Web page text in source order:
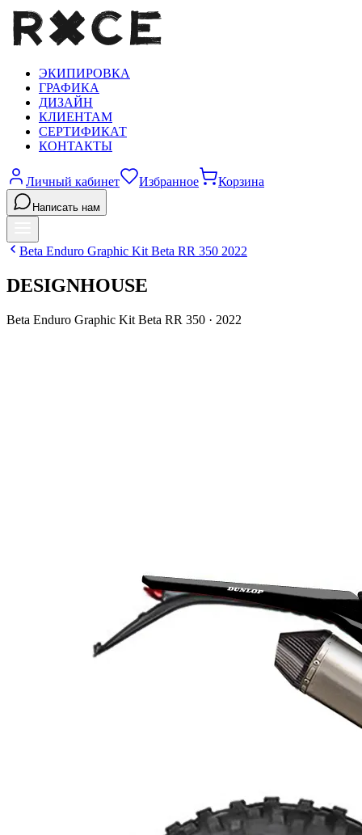
ЭКИПИРОВКА
ГРАФИКА
ДИЗАЙН
КЛИЕНТАМ
СЕРТИФИКАТ
КОНТАКТЫ
Личный кабинет Избранное Корзина
Написать нам
Beta Enduro Graphic Kit Beta RR 350 2022
DESIGNHOUSE
Beta Enduro Graphic Kit Beta RR 350 · 2022